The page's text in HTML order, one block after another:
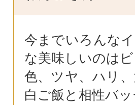
今までいろんな
な美味しいのは
色、ツヤ、ハリ
白ご飯と相性バ